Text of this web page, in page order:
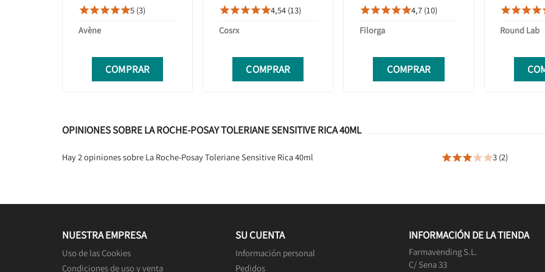
5 (3)
Avène
COMPRAR
CERAMIDAS CENTELLA
ASIÁTICA 80ML
4,54 (13)
Cosrx
COMPRAR
NUTRI FILLER LIPS 4ML
4,7 (10)
Filorga
COMPRAR

Round Lab
OPINIONES SOBRE LA ROCHE-POSAY TOLERIANE SENSITIVE RICA 40ML
Hay 2 opiniones sobre La Roche-Posay Toleriane Sensitive Rica 40ml 3 (2)
NUESTRA EMPRESA
Uso de las Cookies
Condiciones de uso y venta
SU CUENTA
Información personal
Pedidos
INFORMACIÓN DE LA TIENDA
Farmavending S.L.
C/ Sena 33